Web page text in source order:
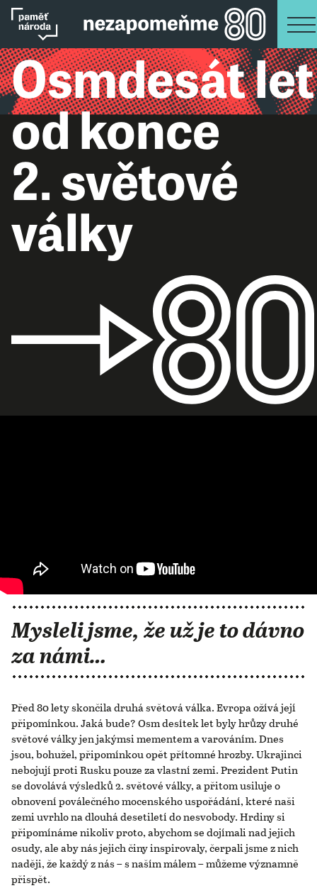
Osmdesát let
od konce
2. světové
války
Mysleli jsme, že už je to dávno
za námi…
Před 80 lety skončila druhá světová válka. Evropa ožívá její
připomínkou. Jaká bude? Osm desítek let byly hrůzy druhé
světové války jen jakýmsi mementem a varováním. Dnes
jsou, bohužel, připomínkou opět přítomné hrozby. Ukrajinci
nebojují proti Rusku pouze za vlastní zemi. Prezident Putin
se dovolává výsledků 2. světové války, a přitom usiluje o
obnovení poválečného mocenského uspořádání, které naši
zemi uvrhlo na dlouhá desetiletí do nesvobody. Hrdiny si
připomínáme nikoliv proto, abychom se dojímali nad jejich
osudy, ale aby nás jejich činy inspirovaly, čerpali jsme z nich
naději, že každý z nás – s naším málem – můžeme významně
přispět.